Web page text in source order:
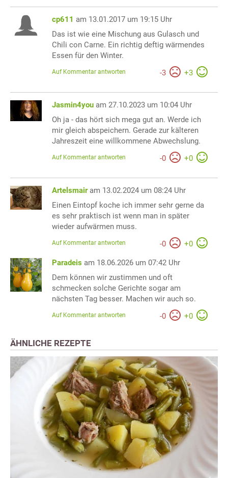
cp611 am 13.01.2017 um 19:15 Uhr
Das ist wie eine Mischung aus Gulasch und
Chili con Carne. Ein richtig deftig wärmendes
Essen für den Winter.
-3 +3
Auf Kommentar antworten
Jasmin4you am 27.10.2023 um 10:04 Uhr
Oh ja - das hört sich mega gut an. Werde ich
mir gleich abspeichern. Gerade zur kälteren
Jahreszeit eine willkommene Abwechslung.
-0 +0
Auf Kommentar antworten
Artelsmair am 13.02.2024 um 08:24 Uhr
Einen Eintopf koche ich immer sehr gerne da
es sehr praktisch ist wenn man in später
wieder aufwärmen muss.
-0 +0
Auf Kommentar antworten
Paradeis am 18.06.2026 um 07:42 Uhr
Dem können wir zustimmen und oft
schmecken solche Gerichte sogar am
nächsten Tag besser. Machen wir auch so.
-0 +0
Auf Kommentar antworten
ÄHNLICHE REZEPTE